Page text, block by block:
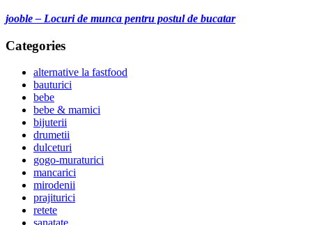
jooble – Locuri de munca pentru postul de bucatar
Categories
alternative la fastfood
bauturici
bebe
bebe & mamici
bijuterii
drumetii
dulceturi
gogo-muraturici
mancarici
mirodenii
prajiturici
retete